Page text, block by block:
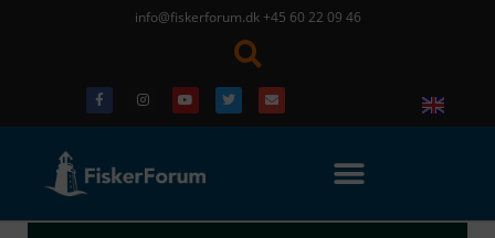
info@fiskerforum.dk +45 60 22 09 46